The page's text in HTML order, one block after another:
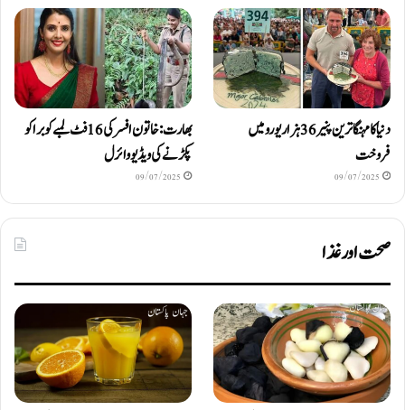
دنیا کا مہنگا ترین پنیر 36 ہزار یورو میں
فروخت
09/07/2025
بھارت: خاتون افسر کی 16 فٹ لمبے کوبرا کو
پکڑنے کی ویڈیو وائرل
09/07/2025
صحت اور غذا